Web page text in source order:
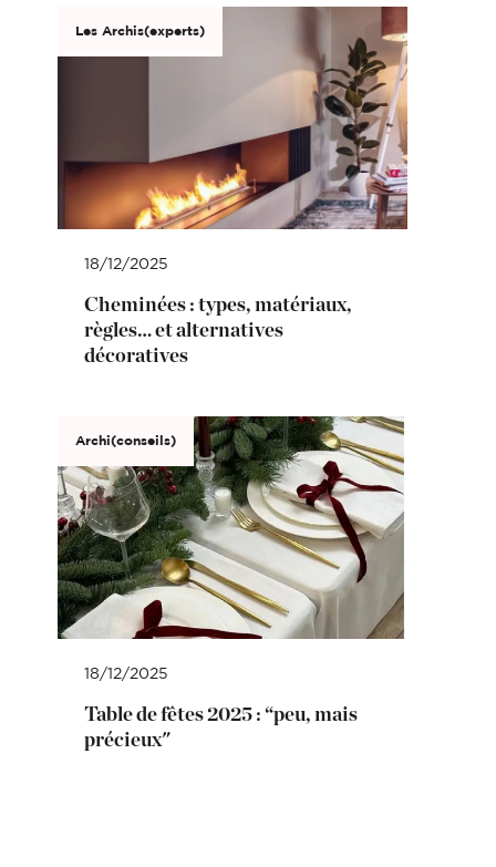
Les Archis(experts)
18/12/2025
Cheminées : types, matériaux,
règles… et alternatives
décoratives
Archi(conseils)
18/12/2025
Table de fêtes 2025 : “peu, mais
précieux"